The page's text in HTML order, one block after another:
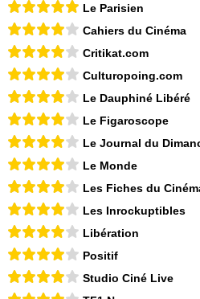
Le Parisien
Cahiers du Cinéma
Critikat.com
Culturopoing.com
Le Dauphiné Libéré
Le Figaroscope
Le Journal du
Le Monde
Les Fiches du
Les Inrockuptibles
Libération
Positif
Studio Ciné Live